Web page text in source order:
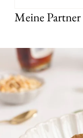
Meine Partner